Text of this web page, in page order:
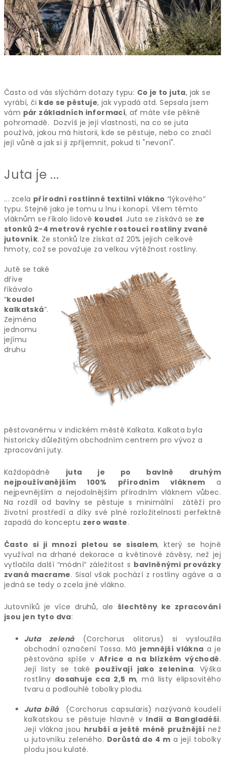
Často od vás slýchám dotazy typu: Co je to juta, jak se
vyrábí, či kde se pěstuje, jak vypadá atd. Sepsala jsem
vám pár základních informací, ať máte vše pěkně
pohromadě. Dozvíš je její vlastnosti, na co se juta
používá, jakou má historii, kde se pěstuje, nebo co značí
její vůně a jak si ji zpříjemnit, pokud ti "nevoní".
Juta je ...
... zcela přírodní rostlinné textilní vlákno “lýkového”
typu. Stejně jako je tomu u lnu i konopí. Všem těmto
vláknům se říkalo lidově koudel. Juta se získává se ze
stonků 2-4 metrové rychle rostoucí rostliny zvané
jutovník. Ze stonků lze získat až 20% jejich celkové
hmoty, což se považuje za velkou výtěžnost rostliny.
Jutě se také
dříve
říkávalo
“koudel
kalkatská”.
Zejména
jednomu
jejímu
druhu
pěstovanému v indickém městě Kalkata. Kalkata byla
historicky důležitým obchodním centrem pro vývoz a
zpracování juty.
Každopádně juta je po bavlně druhým
nejpoužívanějším 100% přírodním vláknem a
nejpevnějším a nejodolnějším přírodním vláknem vůbec.
Na rozdíl od bavlny se pěstuje s minimální zátěží pro
životní prostředí a díky své plné rozložitelnosti perfektně
zapadá do konceptu zero waste.
Často si ji mnozí pletou se sisalem, který se hojně
využíval na drhané dekorace a květinové závěsy, než jej
vytlačila další “módní” záležitost s bavlněnými provázky
zvaná macrame. Sisal však pochází z rostliny agáve a a
jedná se tedy o zcela jiné vlákno.
Jutovníků je více druhů, ale šlechtěny ke zpracování
jsou jen tyto dva:
Juta zelená(Corchorus olitorus) si vysloužila
obchodní označení Tossa. Má jemnější vlákna a je
pěstována spíše v Africe a na blízkém východě.
Její listy se také používají jako zelenina. Výška
rostliny dosahuje cca 2,5 m, má listy elipsovitého
tvaru a podlouhlé tobolky plodu.
Juta bílá(Corchorus capsularis) nazývaná koudelí
kalkatskou se pěstuje hlavně v Indii a Bangladéši.
Její vlákna jsou hrubší a ještě méně pružnější než
u jutovníku zeleného. Dorůstá do 4 m a její tobolky
plodu jsou kulaté.